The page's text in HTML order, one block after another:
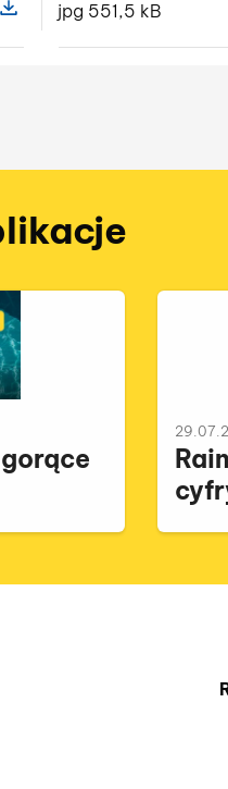
szczegóły pliku
jpg 551,5 kB